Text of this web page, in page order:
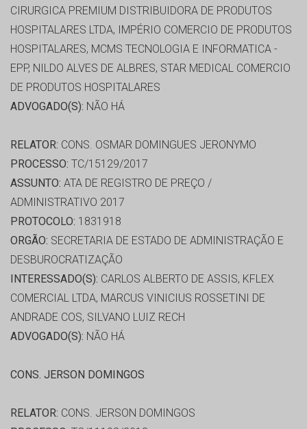
CIRURGICA PREMIUM DISTRIBUIDORA DE PRODUTOS
HOSPITALARES LTDA, IMPÉRIO COMERCIO DE PRODUTOS
HOSPITALARES, MCMS TECNOLOGIA E INFORMATICA -
EPP, NILDO ALVES DE ALBRES, STAR MEDICAL COMERCIO
DE PRODUTOS HOSPITALARES
ADVOGADO(S): NÃO HÁ
RELATOR: CONS. OSMAR DOMINGUES JERONYMO
PROCESSO: TC/15129/2017
ASSUNTO: ATA DE REGISTRO DE PREÇO /
ADMINISTRATIVO 2017
PROTOCOLO: 1831918
ORGÃO: SECRETARIA DE ESTADO DE ADMINISTRAÇÃO E
DESBUROCRATIZAÇÃO
INTERESSADO(S): CARLOS ALBERTO DE ASSIS, KFLEX
COMERCIAL LTDA, MARCUS VINICIUS ROSSETINI DE
ANDRADE COS, SILVANO LUIZ RECH
ADVOGADO(S): NÃO HÁ
CONS. JERSON DOMINGOS
RELATOR: CONS. JERSON DOMINGOS